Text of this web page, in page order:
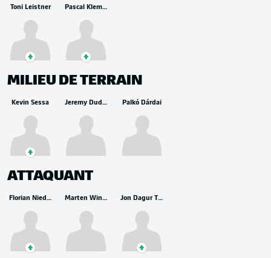
Toni Leistner Pascal Klemens
MILIEU DE TERRAIN
Kevin Sessa Jeremy Dudziak Palkó Dárdai
ATTAQUANT
Florian Niederlechner Marten Winkler Jon Dagur Thorsteinsson